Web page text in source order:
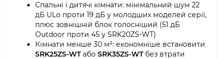
Спальні і дитячі кімнати: мінімальний шум 22
дБ ULo проти 19 дБ у молодших моделей серії,
плюс зовнішній блок голосніший (51 дБ
Outdoor проти 45 у SRK20ZS-WT)
Кімнати менше 30 м²: економніше встановити
SRK25ZS-WTабо SRK35ZS-WTбез втрати